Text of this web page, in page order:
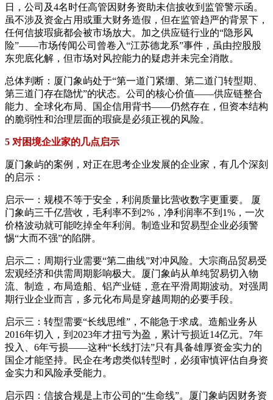
日，公司及4名时任高管因财务资助未信披收到监管警示函。
虽不涉及资金占用或重大财务造假，但在监管趋严的背景下，
任何信披瑕疵都会被市场放大。加之供应链行业的“隐形风
险”——市场传闻公司曾卷入“江苏德龙系”事件，虽由控股股
东兜底化解，但市场对风控能力的疑虑并未完全消散。
总体判断：厦门象屿处于“第一道门紧绷、第二道门转型期、
第三道门存在隐忧”的状态。公司的核心价值——供应链整合
能力、全球化布局、国企信用背书——仍然存在，但资本结构
的脆弱性和治理层面的瑕疵是必须正视的风险。
5 对困境企业家的几点启示
厦门象屿的案例，对正在思考企业发展的企业家，有几个深刻
的启示：
启示一：规模不等于安全，利润质量比营收数字更重要。 厦
门象屿三千亿营收，毛利率不到2%，净利润率不到1%，一次
价格波动就可能吃掉全年利润。制造业和贸易型企业必须警
惕“大而不强”的陷阱。
启示二：周期行业需要“第二曲线”对冲风险。大宗商品贸易受
宏观经济和供需周期影响极大。厦门象屿从单纯贸易切入物
流、制造，布局造船、铝产业链，意在平滑周期波动。对强周
期行业企业而言，多元化布局是穿越周期的必要手段。
启示三：转型需要“长线思维”，不能急于求成。造船业务从
2016年切入，到2023年才扭亏为盈，累计亏损近14亿元。7年
投入、6年亏损——这种“长线打法”只有具备雄厚资金实力的
国企才能坚持。民企在考虑类似转型时，必须审慎评估自身资
金实力和风险承受能力。
启示四：信披合规是上市公司的“生命线”。厦门象屿因财务资